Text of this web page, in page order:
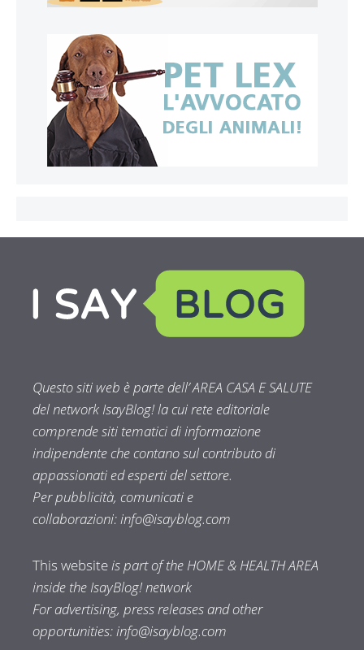
Questo siti web è parte dell’ AREA CASA E SALUTE
del network IsayBlog! la cui rete editoriale
comprende siti tematici di informazione
indipendente che contano sul contributo di
appassionati ed esperti del settore.
Per pubblicità, comunicati e
collaborazioni:info@isayblog.com
This websiteis part of the HOME & HEALTH AREA
inside the IsayBlog! network
For advertising, press releases and other
opportunities:info@isayblog.com